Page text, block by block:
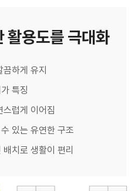
활용도를 극대화
하게 유지
특징
럽게 이어짐
있는 유연한 구조
치로 생활이 편리